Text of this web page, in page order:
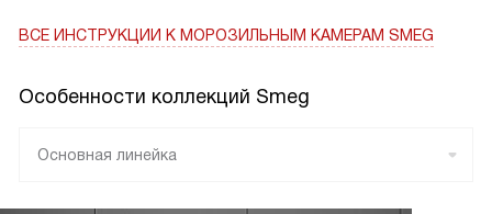
ВСЕ ИНСТРУКЦИИ К МОРОЗИЛЬНЫМ КАМЕРАМ SMEG
Особенности коллекций Smeg
Основная линейка